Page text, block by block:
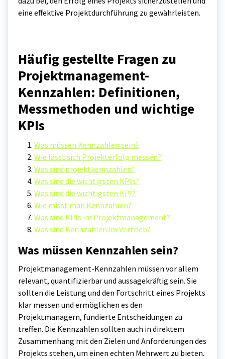
eine effektive Projektdurchführung zu gewährleisten.
Häufig gestellte Fragen zu
Projektmanagement-
Kennzahlen: Definitionen,
Messmethoden und wichtige
KPIs
Was müssen Kennzahlen sein?
Wie lässt sich Projekterfolg messen?
Was sind projektkennzahlen?
Was sind die wichtigsten KPIs?
Was sind die wichtigsten KPI?
Wie misst man Kennzahlen?
Was sind KPIs im Projektmanagement?
Was sind Kennzahlen im Vertrieb?
Was müssen Kennzahlen sein?
Projektmanagement-Kennzahlen müssen vor allem
relevant, quantifizierbar und aussagekräftig sein. Sie
sollten die Leistung und den Fortschritt eines Projekts
klar messen und ermöglichen es den
Projektmanagern, fundierte Entscheidungen zu
treffen. Die Kennzahlen sollten auch in direktem
Zusammenhang mit den Zielen und Anforderungen des
Projekts stehen, um einen echten Mehrwert zu bieten.